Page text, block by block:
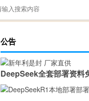
公告
DeepSeek全套部署资料